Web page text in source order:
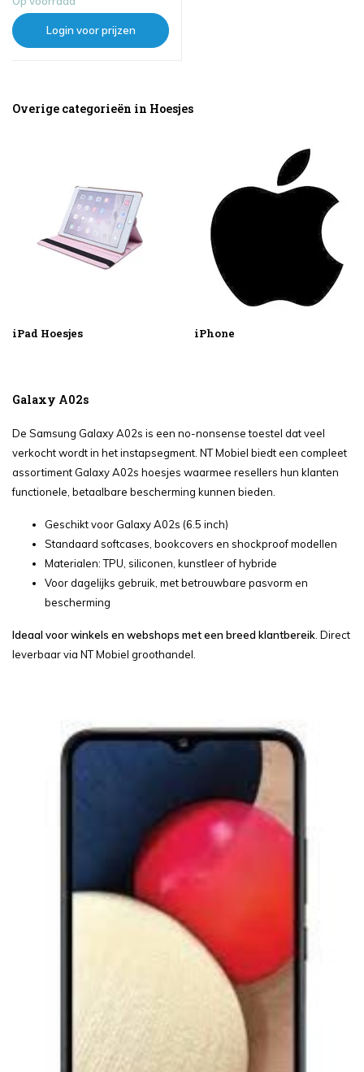
Login voor prijzen
Overige categorieën in Hoesjes
iPad Hoesjes iPhone
Galaxy A02s
De Samsung Galaxy A02s is een no-nonsense toestel dat veel
verkocht wordt in het instapsegment. NT Mobiel biedt een compleet
assortiment Galaxy A02s hoesjes waarmee resellers hun klanten
functionele, betaalbare bescherming kunnen bieden.
Geschikt voor Galaxy A02s (6.5 inch)
Standaard softcases, bookcovers en shockproof modellen
Materialen: TPU, siliconen, kunstleer of hybride
Voor dagelijks gebruik, met betrouwbare pasvorm en
bescherming
Ideaal voor winkels en webshops met een breed klantbereik . Direct
leverbaar via NT Mobiel groothandel.